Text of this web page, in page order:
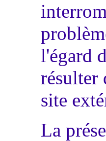
l'égard
résulter
site
La